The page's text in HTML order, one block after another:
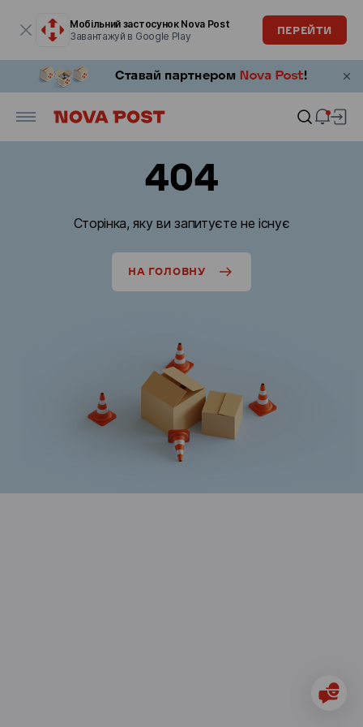
Мобільний застосунок Nova Post
Завантажуй в Google Play
ПЕРЕЙТИ
404
Сторінка, яку ви запитуєте не існує
НА ГОЛОВНУ